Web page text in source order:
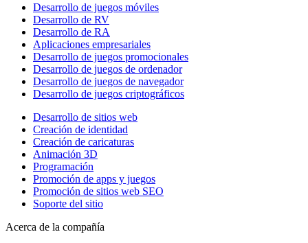
Desarrollo de juegos móviles
Desarrollo de RV
Desarrollo de RA
Aplicaciones empresariales
Desarrollo de juegos promocionales
Desarrollo de juegos de ordenador
Desarrollo de juegos de navegador
Desarrollo de juegos criptográficos
Desarrollo de sitios web
Creación de identidad
Creación de caricaturas
Animación 3D
Programación
Promoción de apps y juegos
Promoción de sitios web SEO
Soporte del sitio
Acerca de la compañía